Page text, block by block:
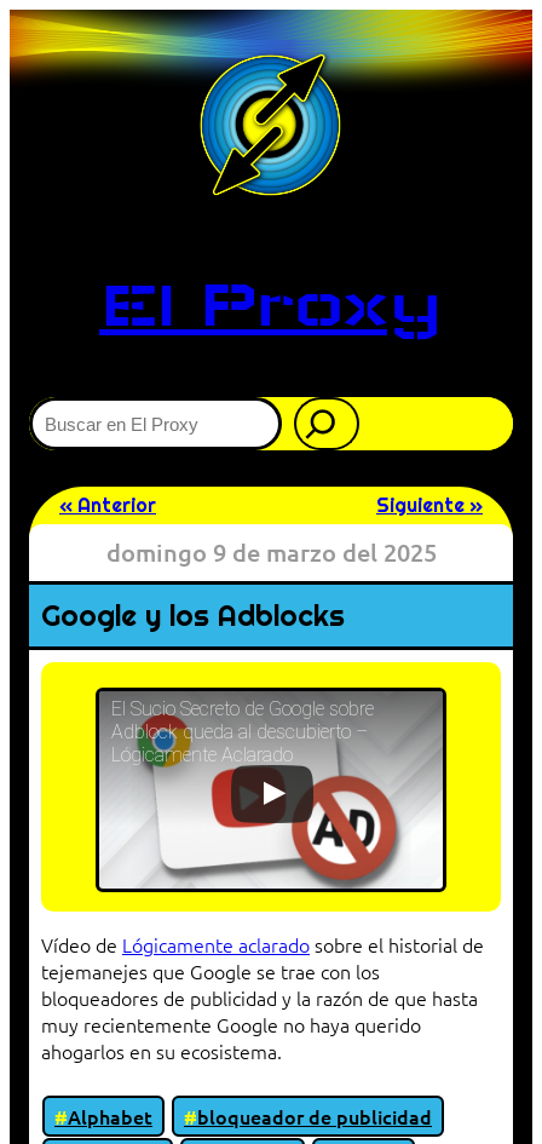
El Proxy
Buscar
« Anterior Siguiente »
domingo 9 de marzo del 2025
Google y los Adblocks
El Sucio Secreto de Google sobre
Adblock queda al descubierto –
Lógicamente Aclarado
Vídeo de Lógicamente aclaradosobre el historial de
tejemanejes que Google se trae con los
bloqueadores de publicidad y la razón de que hasta
muy recientemente Google no haya querido
ahogarlos en su ecosistema.
Alphabet
bloqueador de publicidad